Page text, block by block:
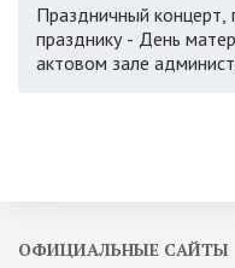
Праздничный концерт,
празднику - День
актовом зале
ОФИЦИАЛЬНЫЕ САЙТЫ